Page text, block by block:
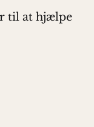
til at hjælpe